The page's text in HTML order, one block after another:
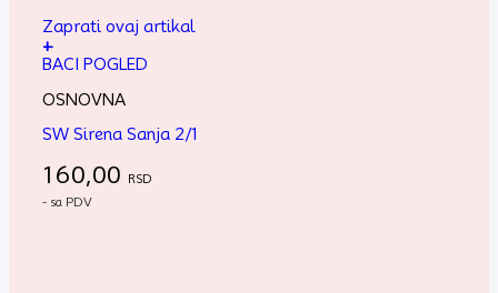
Zaprati ovaj artikal
+
BACI POGLED
OSNOVNA
SW Sirena Sanja 2/1
160,00 RSD
- sa PDV